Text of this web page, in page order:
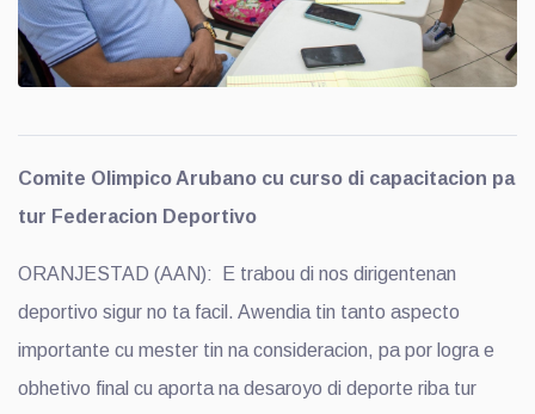
Comite Olimpico Arubano cu curso di capacitacion pa
tur Federacion Deportivo
ORANJESTAD (AAN): E trabou di nos dirigentenan
deportivo sigur no ta facil. Awendia tin tanto aspecto
importante cu mester tin na consideracion, pa por logra e
obhetivo final cu aporta na desaroyo di deporte riba tur